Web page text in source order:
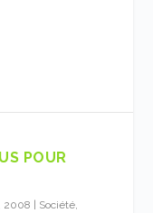
POUR
2008
Société,